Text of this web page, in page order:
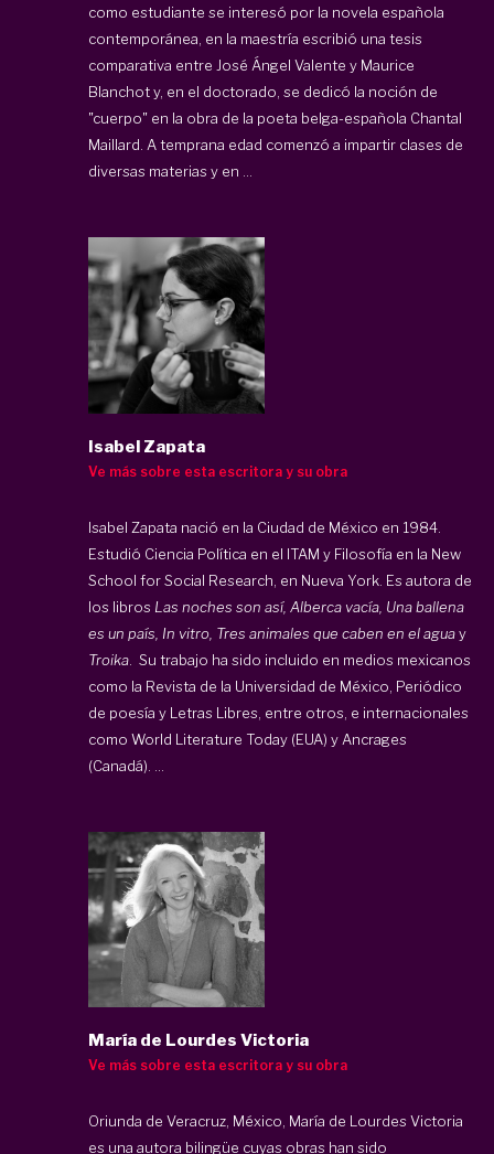
como estudiante se interesó por la novela española
contemporánea, en la maestría escribió una tesis
comparativa entre José Ángel Valente y Maurice
Blanchot y, en el doctorado, se dedicó la noción de
"cuerpo" en la obra de la poeta belga-española Chantal
Maillard. A temprana edad comenzó a impartir clases de
diversas materias y en ...
Isabel Zapata
Ve más sobre esta escritora y su obra
Isabel Zapata nació en la Ciudad de México en 1984.
Estudió Ciencia Política en el ITAM y Filosofía en la New
School for Social Research, en Nueva York. Es autora de
los libros Las noches son así, Alberca vacía, Una ballena
es un país, In vitro, Tres animales que caben en el aguay
Troika . Su trabajo ha sido incluido en medios mexicanos
como la Revista de la Universidad de México, Periódico
de poesía y Letras Libres, entre otros, e internacionales
como World Literature Today (EUA) y Ancrages
(Canadá). ...
María de Lourdes Victoria
Ve más sobre esta escritora y su obra
Oriunda de Veracruz, México, María de Lourdes Victoria
es una autora bilingüe cuyas obras han sido